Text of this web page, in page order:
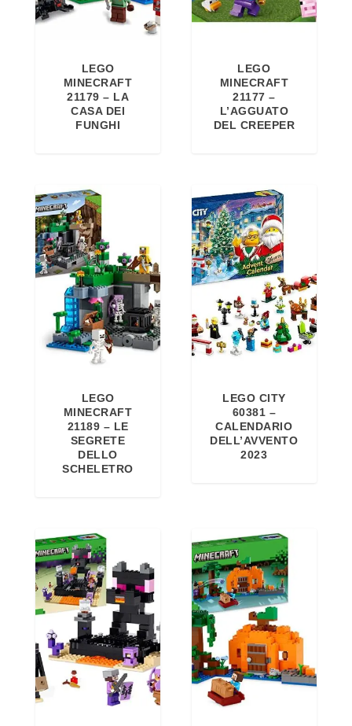
g
e
:
2
2
9
,
9
9
€
t
è
9
,
0
0
€
.
LEGO
MINECRAFT
21179 – LA
CASA DEI
FUNGHI
LEGO
MINECRAFT
21177 –
L’AGGUATO
DEL CREEPER
LEGO
MINECRAFT
21189 – LE
SEGRETE
DELLO
SCHELETRO
LEGO CITY
60381 –
CALENDARIO
DELL’AVVENTO
2023